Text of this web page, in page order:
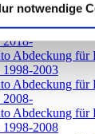
notwendige
2015-2017
Abdeckung für
Abdeckung für
2003
Abdeckung für
Abdeckung für
2008